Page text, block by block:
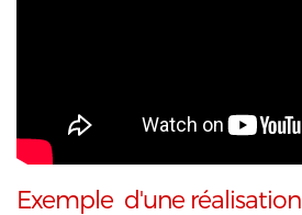
Exemple d'une réalisation